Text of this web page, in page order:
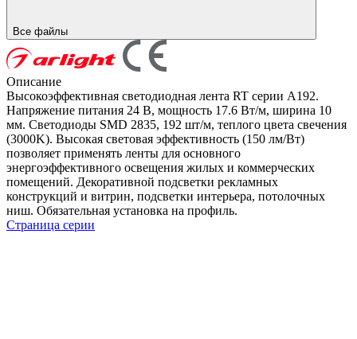
Все файлы
Описание
Высокоэффективная светодиодная лента RT серии A192.
Напряжение питания 24 В, мощность 17.6 Вт/м, ширина 10
мм. Светодиоды SMD 2835, 192 шт/м, теплого цвета свечения
(3000K). Высокая световая эффективность (150 лм/Вт)
позволяет применять ленты для основного
энергоэффективного освещения жилых и коммерческих
помещений. Декоративной подсветки рекламных
конструкций и витрин, подсветки интерьера, потолочных
ниш. Обязательная установка на профиль.
Страница серии